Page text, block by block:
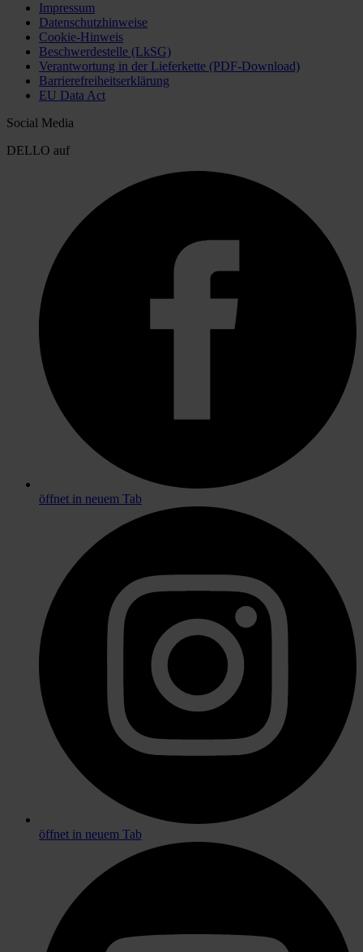
Impressum
Datenschutzhinweise
Cookie-Hinweis
Beschwerdestelle (LkSG)
Verantwortung in der Lieferkette (PDF-Download)
Barrierefreiheitserklärung
EU Data Act
Social Media
DELLO auf
öffnet in neuem Tab
öffnet in neuem Tab